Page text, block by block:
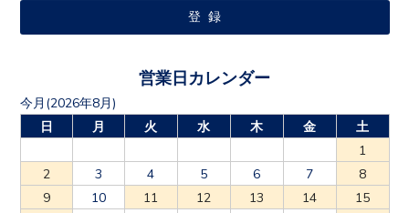
営業日カレンダー
今月(2026年8月)
日
月 火 水 木 金
土
1
2
3 4 5 6 7
8
9
10 11 12 13 14
15